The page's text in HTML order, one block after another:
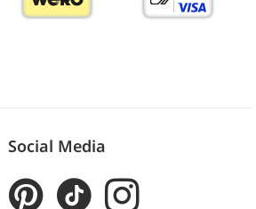
Social Media